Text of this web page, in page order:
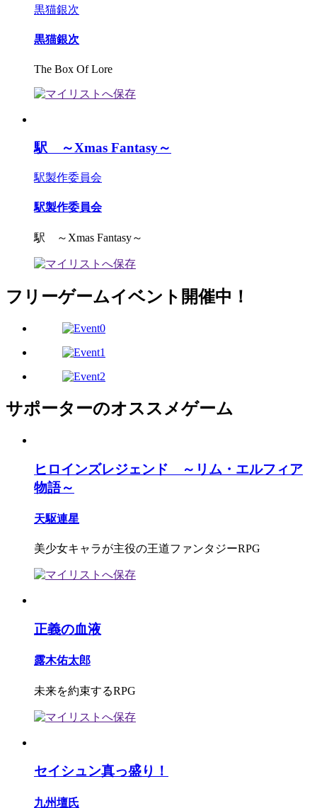
黒猫銀次
黒猫銀次
The Box Of Lore
駅 ～Xmas Fantasy～
駅製作委員会
駅製作委員会
駅 ～Xmas Fantasy～
フリーゲームイベント開催中！
サポーターのオススメゲーム
ヒロインズレジェンド ～リム・エルフィア
物語～
天駆連星
美少女キャラが主役の王道ファンタジーRPG
正義の血液
露木佑太郎
未来を約束するRPG
セイシュン真っ盛り！
九州壇氏